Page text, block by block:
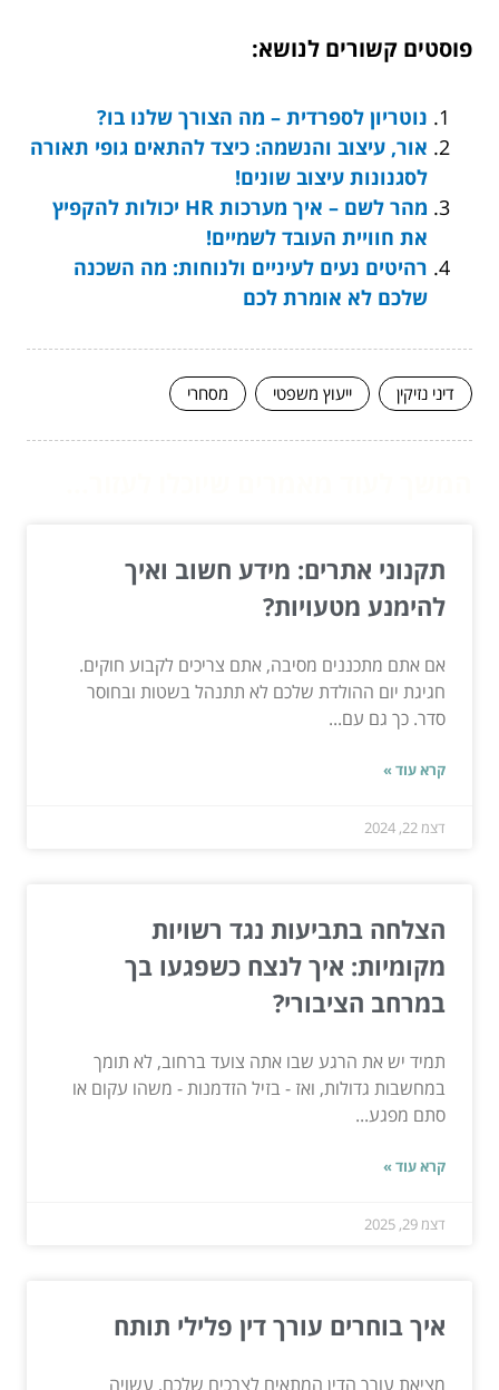
פוסטים קשורים לנושא:
נוטריון לספרדית – מה הצורך שלנו בו?
אור, עיצוב והנשמה: כיצד להתאים גופי תאורה
לסגנונות עיצוב שונים!
מהר לשם – איך מערכות HR יכולות להקפיץ
את חוויית העובד לשמיים!
רהיטים נעים לעיניים ולנוחות: מה השכנה
שלכם לא אומרת לכם
דיני נזיקין ייעוץ משפטי מסחרי
תקנוני אתרים: מידע חשוב ואיך
להימנע מטעויות?
אם אתם מתכננים מסיבה, אתם צריכים לקבוע חוקים.
חגיגת יום ההולדת שלכם לא תתנהל בשטות ובחוסר
סדר. כך גם עם...
קרא עוד »
דצמ 22, 2024
הצלחה בתביעות נגד רשויות
מקומיות: איך לנצח כשפגעו בך
במרחב הציבורי?
תמיד יש את הרגע שבו אתה צועד ברחוב, לא תומך
במחשבות גדולות, ואז - בזיל הזדמנות - משהו עקום או
סתם מפגע...
קרא עוד »
דצמ 29, 2025
איך בוחרים עורך דין פלילי תותח
מציאת עורך הדין המתאים לצרכים שלכם, עשויה